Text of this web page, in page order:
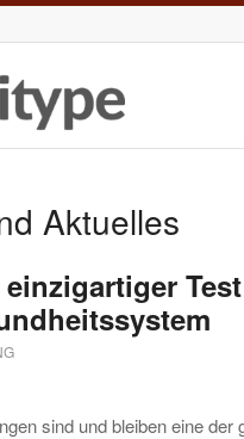
Aktuelles
sind und bleiben eine